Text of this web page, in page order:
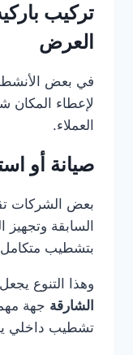
تركيب
العرض
في بعض الأنشطة
لإعطاء المكان
العملاء.
صيانة أو
بعض الشركات
السابقة
بتشطيب
وهذا التنوع
الشارقة جهة
تشطيب داخلي